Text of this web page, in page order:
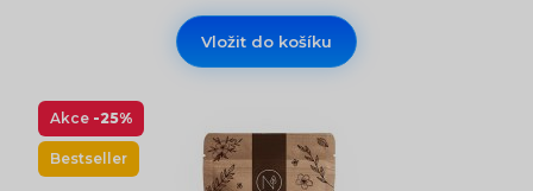
Vložit do košíku
Akce -25%
Bestseller